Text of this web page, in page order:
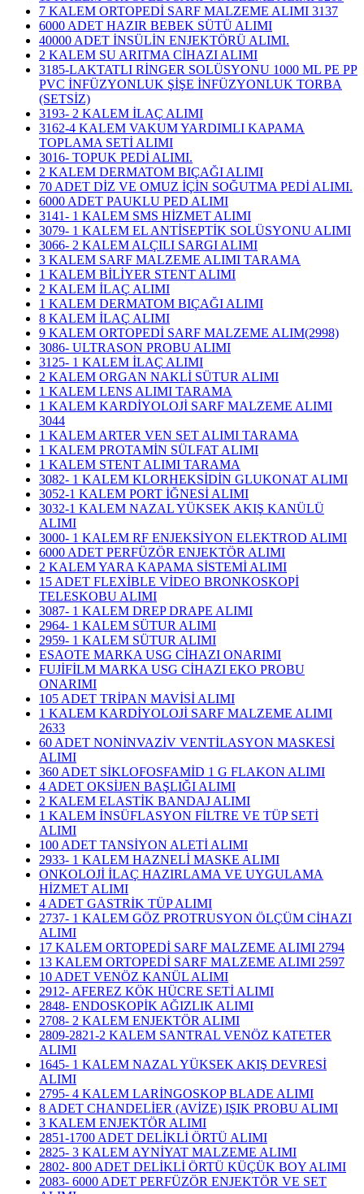
7 KALEM ORTOPEDİ SARF MALZEME ALIMI 3137
6000 ADET HAZIR BEBEK SÜTÜ ALIMI
40000 ADET İNSÜLİN ENJEKTÖRÜ ALIMI.
2 KALEM SU ARITMA CİHAZI ALIMI
3185-LAKTATLI RİNGER SOLÜSYONU 1000 ML PE PP
PVC İNFÜZYONLUK ŞİŞE İNFÜZYONLUK TORBA
(SETSİZ)
3193- 2 KALEM İLAÇ ALIMI
3162-4 KALEM VAKUM YARDIMLI KAPAMA
TOPLAMA SETİ ALIMI
3016- TOPUK PEDİ ALIMI.
2 KALEM DERMATOM BIÇAĞI ALIMI
70 ADET DİZ VE OMUZ İÇİN SOĞUTMA PEDİ ALIMI.
6000 ADET PAUKLU PED ALIMI
3141- 1 KALEM SMS HİZMET ALIMI
3079- 1 KALEM EL ANTİSEPTİK SOLÜSYONU ALIMI
3066- 2 KALEM ALÇILI SARGI ALIMI
3 KALEM SARF MALZEME ALIMI TARAMA
1 KALEM BİLİYER STENT ALIMI
2 KALEM İLAÇ ALIMI
1 KALEM DERMATOM BIÇAĞI ALIMI
8 KALEM İLAÇ ALIMI
9 KALEM ORTOPEDİ SARF MALZEME ALIM(2998)
3086- ULTRASON PROBU ALIMI
3125- 1 KALEM İLAÇ ALIMI
2 KALEM ORGAN NAKLİ SÜTUR ALIMI
1 KALEM LENS ALIMI TARAMA
1 KALEM KARDİYOLOJİ SARF MALZEME ALIMI
3044
1 KALEM ARTER VEN SET ALIMI TARAMA
1 KALEM PROTAMİN SÜLFAT ALIMI
1 KALEM STENT ALIMI TARAMA
3082- 1 KALEM KLORHEKSİDİN GLUKONAT ALIMI
3052-1 KALEM PORT İĞNESİ ALIMI
3032-1 KALEM NAZAL YÜKSEK AKIŞ KANÜLÜ
ALIMI
3000- 1 KALEM RF ENJEKSİYON ELEKTROD ALIMI
6000 ADET PERFÜZÖR ENJEKTÖR ALIMI
2 KALEM YARA KAPAMA SİSTEMİ ALIMI
15 ADET FLEXİBLE VİDEO BRONKOSKOPİ
TELESKOBU ALIMI
3087- 1 KALEM DREP DRAPE ALIMI
2964- 1 KALEM SÜTUR ALIMI
2959- 1 KALEM SÜTUR ALIMI
ESAOTE MARKA USG CİHAZI ONARIMI
FUJİFİLM MARKA USG CİHAZI EKO PROBU
ONARIMI
105 ADET TRİPAN MAVİSİ ALIMI
1 KALEM KARDİYOLOJİ SARF MALZEME ALIMI
2633
60 ADET NONİNVAZİV VENTİLASYON MASKESİ
ALIMI
360 ADET SİKLOFOSFAMİD 1 G FLAKON ALIMI
4 ADET OKSİJEN BAŞLIĞI ALIMI
2 KALEM ELASTİK BANDAJ ALIMI
1 KALEM İNSÜFLASYON FİLTRE VE TÜP SETİ
ALIMI
100 ADET TANSİYON ALETİ ALIMI
2933- 1 KALEM HAZNELİ MASKE ALIMI
ONKOLOJİ İLAÇ HAZIRLAMA VE UYGULAMA
HİZMET ALIMI
4 ADET GASTRİK TÜP ALIMI
2737- 1 KALEM GÖZ PROTRUSYON ÖLÇÜM CİHAZI
ALIMI
17 KALEM ORTOPEDİ SARF MALZEME ALIMI 2794
13 KALEM ORTOPEDİ SARF MALZEME ALIMI 2597
10 ADET VENÖZ KANÜL ALIMI
2912- AFEREZ KÖK HÜCRE SETİ ALIMI
2848- ENDOSKOPİK AĞIZLIK ALIMI
2708- 2 KALEM ENJEKTÖR ALIMI
2809-2821-2 KALEM SANTRAL VENÖZ KATETER
ALIMI
1645- 1 KALEM NAZAL YÜKSEK AKIŞ DEVRESİ
ALIMI
2795- 4 KALEM LARİNGOSKOP BLADE ALIMI
8 ADET CHANDELİER (AVİZE) IŞIK PROBU ALIMI
3 KALEM ENJEKTÖR ALIMI
2851-1700 ADET DELİKLİ ÖRTÜ ALIMI
2825- 3 KALEM AYNİYAT MALZEME ALIMI
2802- 800 ADET DELİKLİ ÖRTÜ KÜÇÜK BOY ALIMI
2083- 6000 ADET PERFÜZÖR ENJEKTÖR VE SET